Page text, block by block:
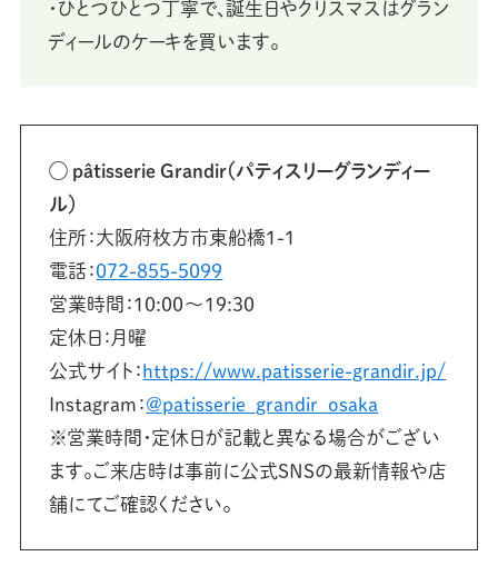
・ひとつひとつ丁寧で、誕生日やクリスマスはグラン
ディールのケーキを買います。
◯ pâtisserie Grandir（パティスリーグランディー
ル）
住所：大阪府枚方市東船橋1-1
電話：072-855-5099
営業時間：10:00〜19:30
定休日：月曜
公式サイト：https://www.patisserie-grandir.jp/
Instagram：@patisserie_grandir_osaka
※営業時間・定休日が記載と異なる場合がござい
ます。ご来店時は事前に公式SNSの最新情報や店
舗にてご確認ください。